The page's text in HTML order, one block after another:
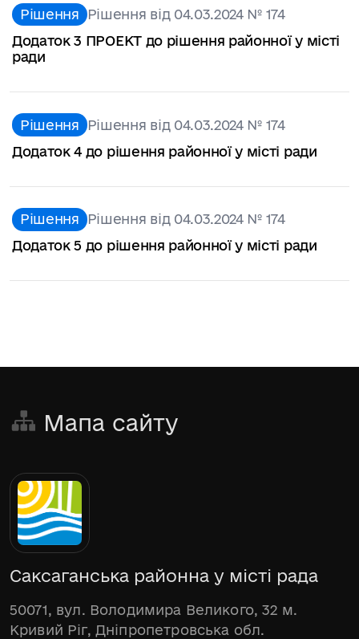
Рішення Рішення від 04.03.2024 № 174
Додаток 3 ПРОЕКТ до рішення районної у місті
ради
Рішення Рішення від 04.03.2024 № 174
Додаток 4 до рішення районної у місті ради
Рішення Рішення від 04.03.2024 № 174
Додаток 5 до рішення районної у місті ради
Мапа сайту
Саксаганська районна у місті рада
50071, вул. Володимира Великого, 32 м.
Кривий Ріг, Дніпропетровська обл.